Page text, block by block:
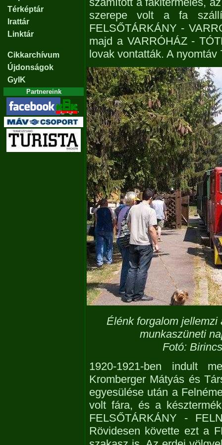
Térképtár
Irattár
Linktár
Cikkarchívum
Újdonságok
GyIK
Partnereink
szerepe volt a fa
FELSŐTÁRKÁNY -
majd a VARRÓHÁZ -
lovak vontatták. A
Élénk forgalom
munkaszüneti
Fotó:
1920-1921-ben indult
Kromberger Mátyás és
egyesülése után a
volt fára, és a
FELSŐTÁRKÁNY -
Rövidesen követte ezt a